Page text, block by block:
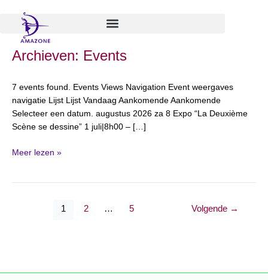
inhoud
Archieven: Events
7 events found. Events Views Navigation Event weergaves
navigatie Lijst Lijst Vandaag Aankomende Aankomende
Selecteer een datum. augustus 2026 za 8 Expo “La Deuxième
Scène se dessine” 1 juli|8h00 – […]
VISIBLE
de
Locht)
Meer lezen »
1 2 … 5 Volgende →